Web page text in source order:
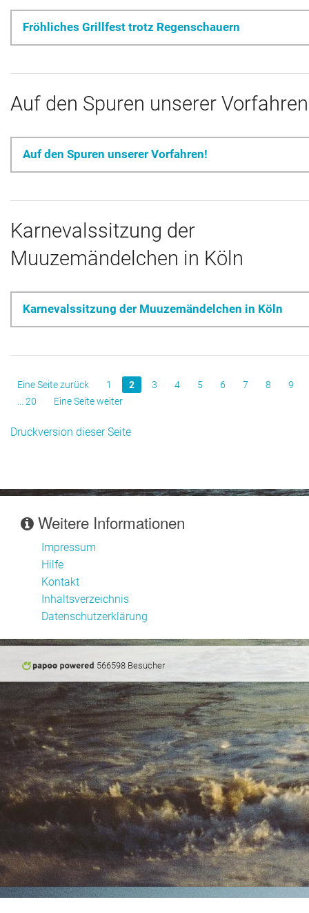
Fröhliches Grillfest trotz Regenschauern
Auf den Spuren unserer
Auf den Spuren unserer Vorfahren!
Karnevalssitzung der
Muuzemändelchen in Köln
Karnevalssitzung der Muuzemändelchen in Köln
Eine Seite zurück 1 2 3 4 5 6 7 8
9
... 20
Eine Seite weiter
Druckversion dieser Seite
Weitere Informationen
Impressum
Hilfe
Kontakt
Inhaltsverzeichnis
Datenschutzerklärung
566598 Besucher